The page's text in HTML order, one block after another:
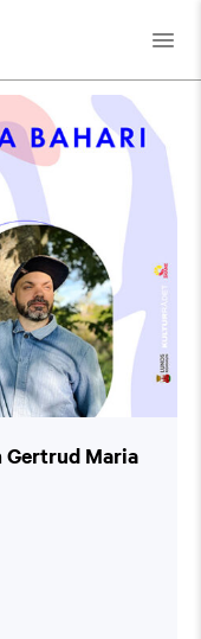
Gertrud Maria
Gertrud Maria